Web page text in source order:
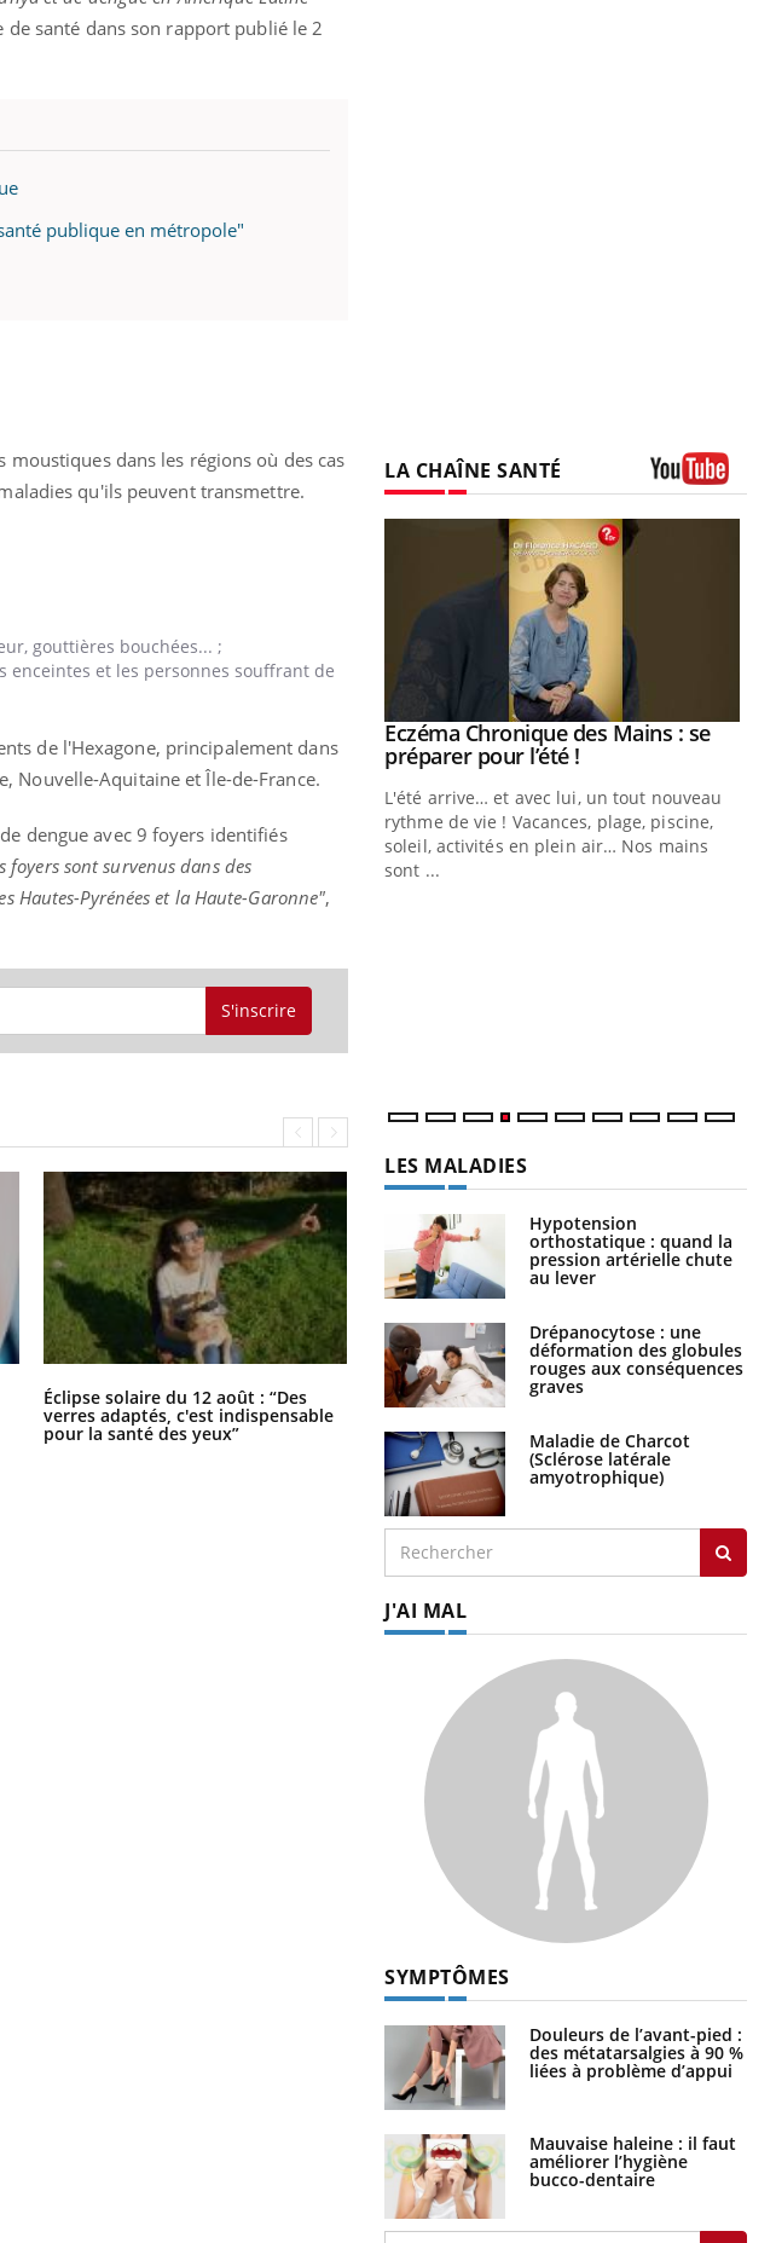
de santé dans son rapport publié le 2
publique en métropole"
dans les régions où des cas
qu'ils peuvent transmettre.
gouttières bouchées... ;
et les personnes souffrant de
de l'Hexagone, principalement dans
Nouvelle-Aquitaine et Île-de-France.
dengue avec 9 foyers identifiés
foyers sont survenus dans des
Hautes-Pyrénées et la Haute-Garonne",
S'inscrire
Éclipse solaire du 12 août : “Des
verres adaptés, c'est indispensable
pour la santé des yeux”
Les troubles du sommeil modifient
votre cerveau !
LA CHAÎNE SANTÉ
Insuline & Charge mentale : et si on
osait en parler??Youtube
En 2026, l'insuline dans le diabète de type 2
reste entourée d'idées reçues chez les
patients comme parfois chez les soignants.
Youtube
Eczéma Chronique des Mains : se
préparer pour l’été !Youtube
L'été arrive… et avec lui, un tout nouveau
rythme de vie ! Vacances, plage, piscine,
soleil, activités en plein air… Nos mains
sont ...
LES MALADIES
Hypotension
orthostatique : quand la
pression artérielle chute
au lever
Drépanocytose : une
déformation des globules
rouges aux conséquences
graves
Maladie de Charcot
(Sclérose latérale
amyotrophique)
J'AI MAL
SYMPTÔMES
Douleurs de l’avant-pied :
des métatarsalgies à 90 %
liées à problème d’appui
Mauvaise haleine : il faut
améliorer l’hygiène
bucco-dentaire